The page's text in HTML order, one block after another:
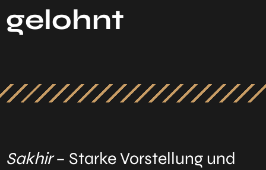
gelohnt
Sakhir– Starke Vorstellung und